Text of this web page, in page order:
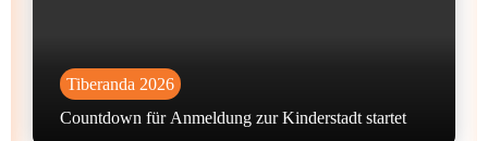
Tiberanda 2026
Countdown für Anmeldung zur Kinderstadt startet